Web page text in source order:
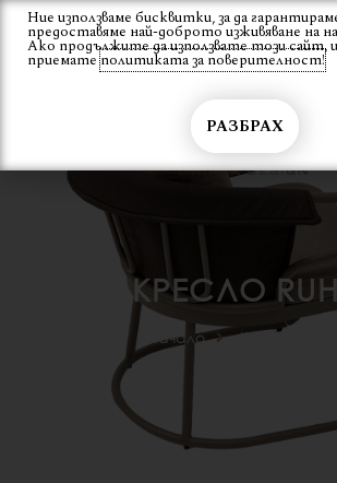
Skip
content
Вход
КРЕСЛО
Начало Кресло RUHE
Ние използваме бисквитки, за да
предоставяме най-доброто изживяване на
Ако продължите да използвате този сайт,
приематеполитиката за поверителност!
РАЗБРАХ